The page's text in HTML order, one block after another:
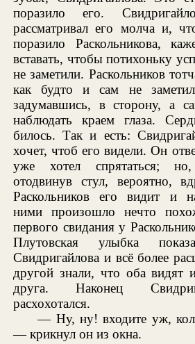
поразило его.
рассматривал его молча и,
поразило Раскольникова,
вставать, чтобы потихоньку
не заметили. Раскольников
как будто и сам не
задумавшись, в сторону, а
наблюдать краем глаза.
билось. Так и есть:
хочет, чтоб его видели. Он
уже хотел спрятаться;
отодвинув стул, вероятно,
Раскольников его видит и
ними произошло нечто
первого свидания у
Плутовская улыбка
Свидригайлова и всё более
другой знали, что оба видят
друга. Наконец
расхохотался.
— Ну, ну! входите уж,
— крикнул он из окна.